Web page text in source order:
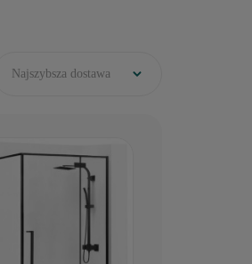
Najszybsza dostawa